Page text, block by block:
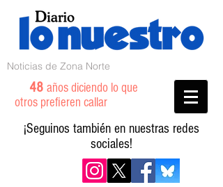
Noticias de Zona Norte
48 años diciendo lo que
otros prefieren callar
¡Seguinos también en nuestras redes
sociales!